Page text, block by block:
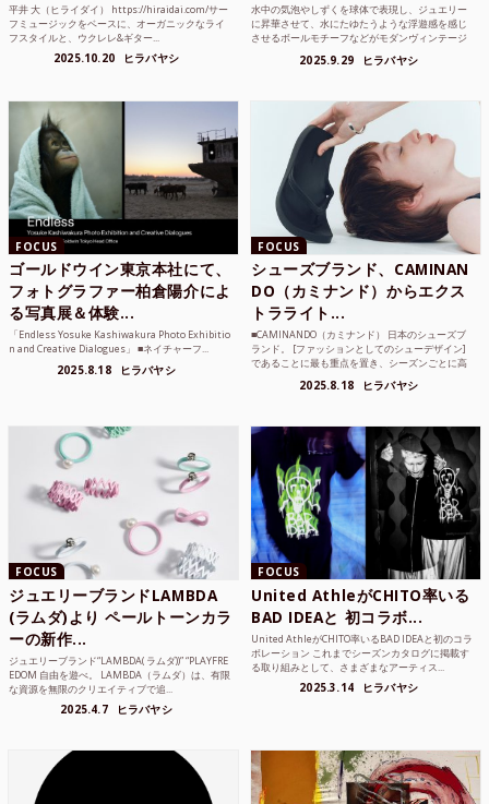
平井 大（ヒライダイ） https://hiraidai.com/サー
フミュージックをベースに、オーガニックなライ
フスタイルと、ウクレレ&ギター...
2025.10.20 ヒラバヤシ
水中の気泡やしずくを球体で表現し、ジュエリー
に昇華させて、水にたゆたうような浮遊感を感じ
させるボールモチーフなどがモダンヴィンテージ
2025.9.29 ヒラバヤシ
FOCUS
ゴールドウイン東京本社にて、
フォトグラファー柏倉陽介によ
る写真展＆体験...
「Endless Yosuke Kashiwakura Photo Exhibitio
n and Creative Dialogues」 ■ネイチャーフ...
2025.8.18 ヒラバヤシ
FOCUS
シューズブランド、CAMINAN
DO（カミナンド）からエクス
トラライト...
■CAMINANDO（カミナンド） 日本のシューズブ
ランド。 [ファッションとしてのシューデザイン]
であることに最も重点を置き、シーズンごとに高
2025.8.18 ヒラバヤシ
FOCUS
ジュエリーブランドLAMBDA
(ラムダ)より ペールトーンカラ
ーの新作...
ジュエリーブランド“LAMBDA( ラムダ))” “PLAYFRE
EDOM 自由を遊べ。 LAMBDA（ラムダ）は、有限
な資源を無限のクリエイティブで追...
2025.4.7 ヒラバヤシ
FOCUS
United AthleがCHITO率いる
BAD IDEAと 初コラボ...
United AthleがCHITO率いるBAD IDEAと初のコラ
ボレーション これまでシーズンカタログに掲載す
る取り組みとして、さまざまなアーティス...
2025.3.14 ヒラバヤシ